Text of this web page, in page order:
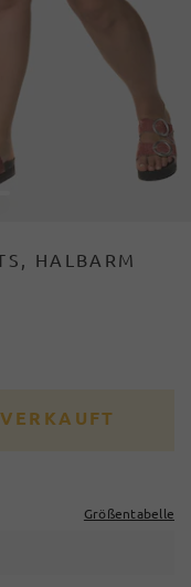
HALBARM
Größentabelle